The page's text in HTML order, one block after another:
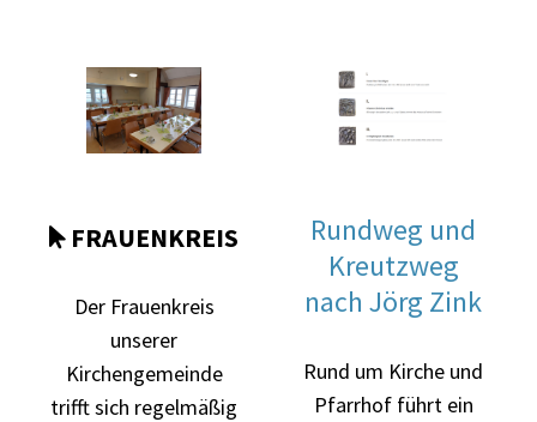
 FRAUENKREIS
Der Frauenkreis
unserer
Kirchengemeinde
trifft sich regelmäßig
Rundweg und
Kreutzweg
nach Jörg Zink
Rund um Kirche und
Pfarrhof führt ein